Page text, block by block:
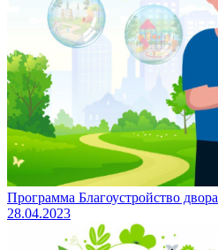
Программа Благоустройство двора
28.04.2023